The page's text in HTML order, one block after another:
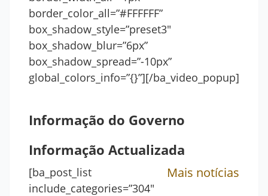
border_color_all=”#FFFFFF”
box_shadow_style=”preset3″
box_shadow_blur=”6px”
box_shadow_spread=”-10px”
global_colors_info=”{}”][/ba_video_popup]
Informação do Governo
Informação Actualizada
Mais notícias
[ba_post_list
include_categories=”304″